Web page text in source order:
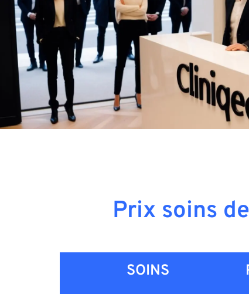
Prix soins
SOINS